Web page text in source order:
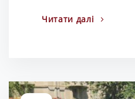
Читати далі